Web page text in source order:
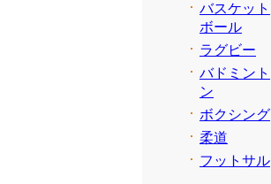
バスケット
ボール
ラグビー
バドミント
ン
ボクシング
柔道
フットサル